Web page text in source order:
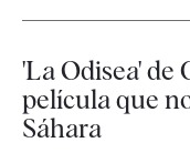
'La Odisea'
película que
Sáhara